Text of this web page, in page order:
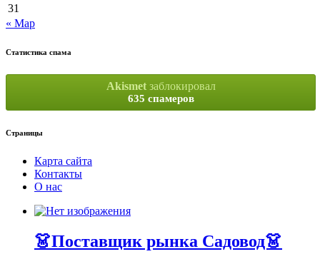
31
« Мар
Статистика спама
Akismetзаблокировал
635 спамеров
Страницы
Карта сайта
Контакты
О нас
👗Поставщик рынка Садовод👗